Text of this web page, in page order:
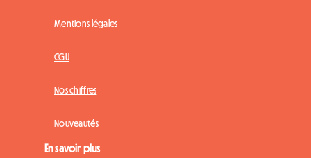
Mentions légales
CGU
Nos chiffres
Nouveautés
En savoir plus